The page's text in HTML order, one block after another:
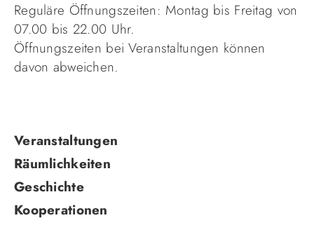
Reguläre Öffnungszeiten: Montag bis Freitag von
07.00 bis 22.00 Uhr.
Öffnungszeiten bei Veranstaltungen können
davon abweichen.
Navigation
überspringen
Veranstaltungen
Räumlichkeiten
Geschichte
Kooperationen